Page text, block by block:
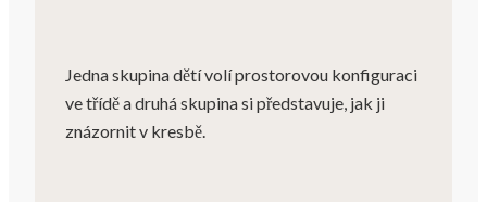
Jedna skupina dětí volí prostorovou konfiguraci
ve třídě a druhá skupina si představuje, jak ji
znázornit v kresbě.